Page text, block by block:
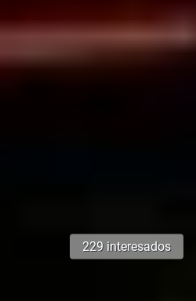
229 interesados